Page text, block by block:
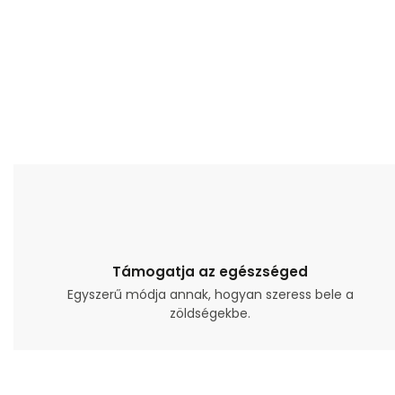
Támogatja az egészséged
Egyszerű módja annak, hogyan szeress bele a
zöldségekbe.